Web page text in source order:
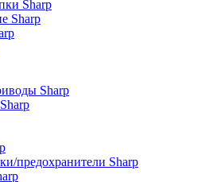
Sharp
Sharp
Sharp
предохранители Sharp